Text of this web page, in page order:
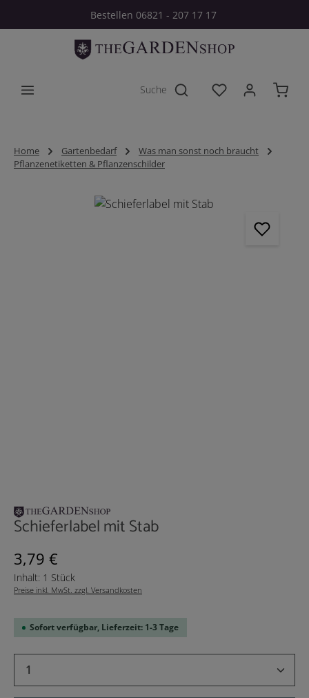
Zum Hauptinhalt springenBestellen 06821 - 207 17 17
Du hast 0
Home Gartenbedarf
Was man sonst noch braucht
Pflanzenetiketten & Pflanzenschilder
Bildergalerie überspringen
Schieferlabel mit Stab
Regulärer Preis:
3,79 €
Inhalt: 1 Stück
Preise inkl. MwSt. zzgl. Versandkosten
Sofort verfügbar, Lieferzeit: 1-3 Tage
Produkt Anzahl: Gib den gewünschten